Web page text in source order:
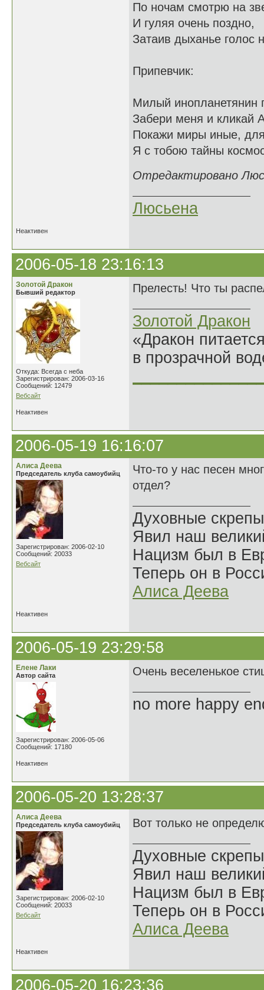
По ночам смотрю на
И гуляя очень поздно,
Затаив дыханье голос
Припевчик:
Милый инопланетянин
Забери меня и кликай
Покажи миры иные,
Я с тобою тайны
Отредактировано
Люсьена
Неактивен
2006-05-18 23:16:13
Золотой Дракон
Бывший редактор
Откуда: Всегда с неба
Зарегистрирован: 2006-03-16
Сообщений: 12479
Вебсайт
Прелесть! Что ты
Золотой Дракон
«Дракон
в прозрачной
Неактивен
2006-05-19 16:16:07
Алиса Деева
Председатель клуба самоубийц
Зарегистрирован: 2006-02-10
Сообщений: 20033
Вебсайт
Что-то у нас песен
отдел?
Духовные
Явил наш
Нацизм был в
Теперь он в
Алиса Деева
Неактивен
2006-05-19 23:29:58
Елене Лаки
Автор сайта
Зарегистрирован: 2006-05-06
Сообщений: 17180
Очень веселенькое
no more happy
Неактивен
2006-05-20 13:28:37
Алиса Деева
Председатель клуба самоубийц
Зарегистрирован: 2006-02-10
Сообщений: 20033
Вебсайт
Вот только не
Духовные
Явил наш
Нацизм был в
Теперь он в
Алиса Деева
Неактивен
2006-05-20 16:23:36